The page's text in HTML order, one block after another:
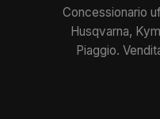
Concessionario
Husqvarna,
Piaggio.